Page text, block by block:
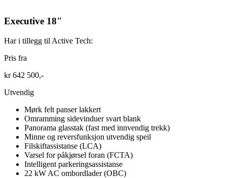
Executive 18"
Har i tillegg til Active Tech:
Pris fra
kr 642 500,-
Utvendig
Mørk felt panser lakkert
Omramming sidevinduer svart blank
Panorama glasstak (fast med innvendig trekk)
Minne og reversfunksjon utvendig speil
Filskiftassistanse (LCA)
Varsel for påkjørsel foran (FCTA)
Intelligent parkeringsassistanse
22 kW AC ombordlader (OBC)